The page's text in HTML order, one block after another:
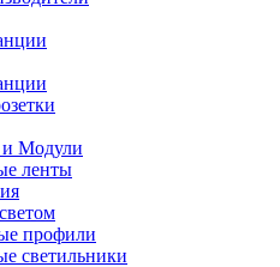
Модули
ленты
профили
светильники